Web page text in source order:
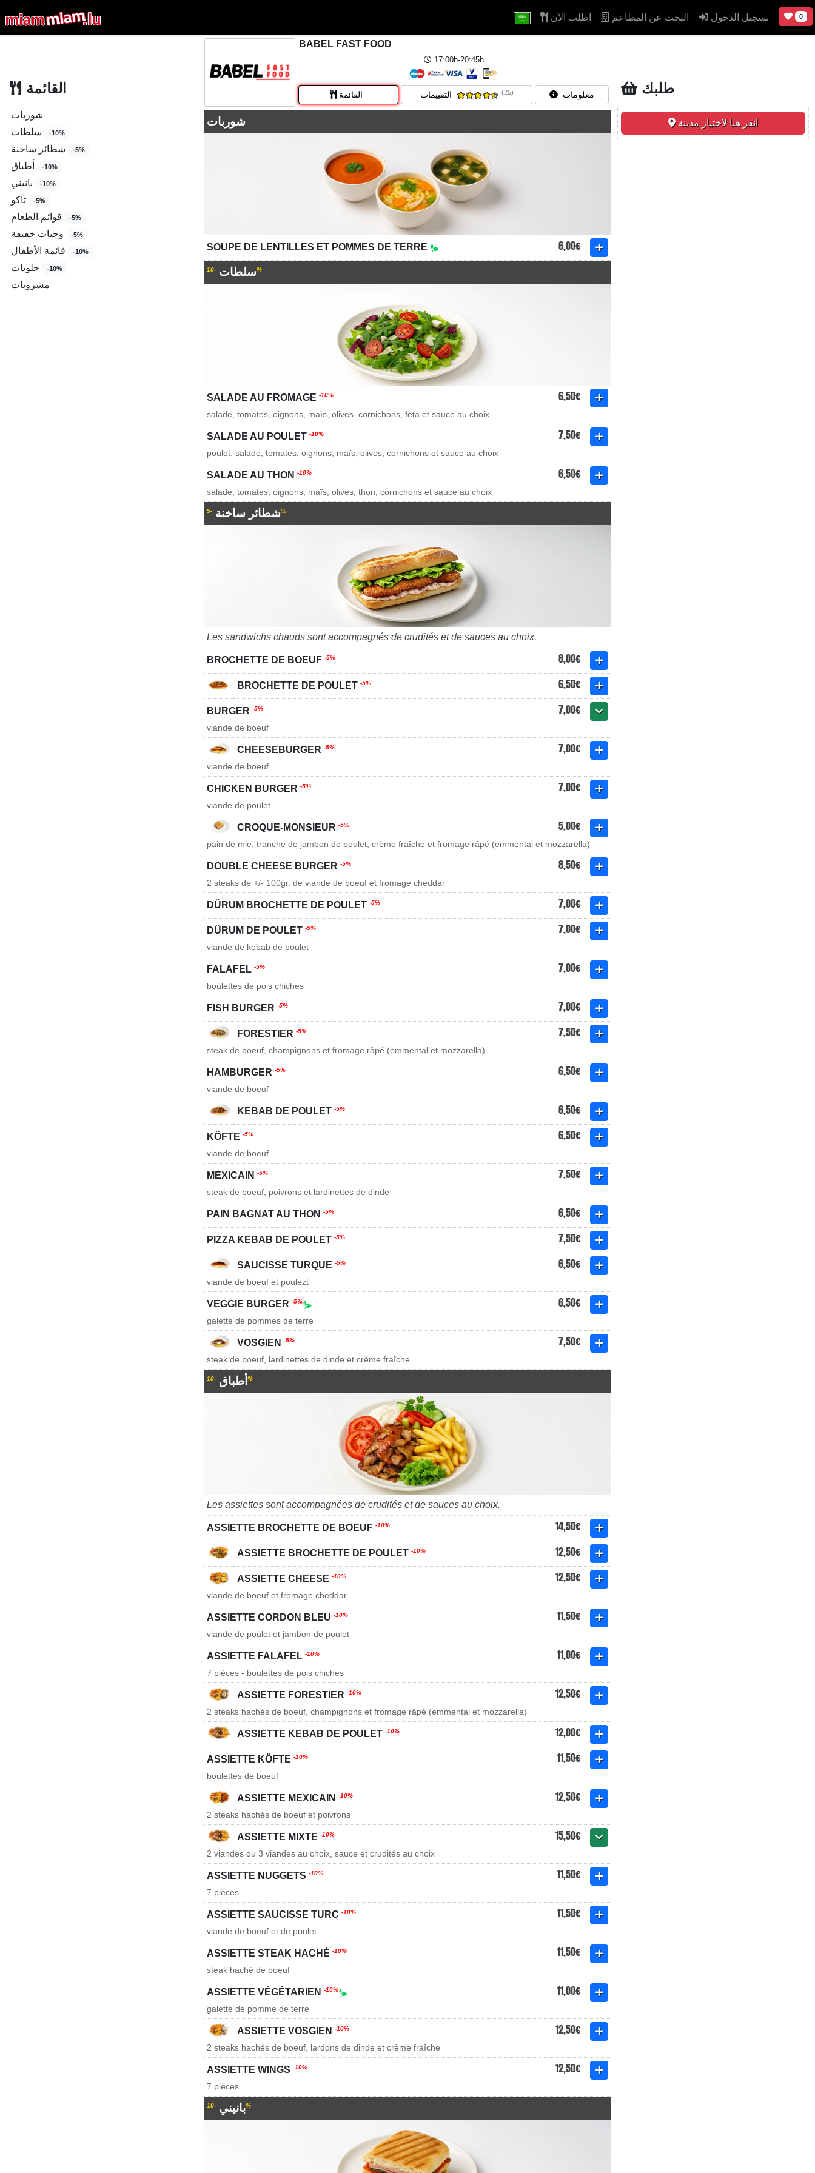
اطلب الآن البحث عن المطاعم تسجيل الدخول 0
القائمة
شوربات
-10%
-5%
-10%
-10%
-5%
-5%
-5%
-10%
-10%
مشروبات
BABEL FAST FOOD
17:00h-20:45h
القائمة التقييمات (25) معلومات
شوربات
SOUPE DE LENTILLES ET POMMES DE TERRE 6,00€
سلطات-10%
SALADE AU FROMAGE -10% 6,50€
salade, tomates, oignons, maïs, olives, cornichons, feta et sauce au choix
SALADE AU POULET -10% 7,50€
poulet, salade, tomates, oignons, maïs, olives, cornichons et sauce au choix
SALADE AU THON -10% 6,50€
salade, tomates, oignons, maïs, olives, thon, cornichons et sauce au choix
شطائر ساخنة-5%
Les sandwichs chauds sont accompagnés de crudités et de sauces au choix.
BROCHETTE DE BOEUF -5% 8,00€
BROCHETTE DE POULET -5% 6,50€
BURGER -5% 7,00€
viande de boeuf
CHEESEBURGER -5% 7,00€
viande de boeuf
CHICKEN BURGER -5% 7,00€
viande de poulet
CROQUE-MONSIEUR -5% 5,00€
pain de mie, tranche de jambon de poulet, crème fraîche et fromage râpé (emmental et mozzarella)
DOUBLE CHEESE BURGER -5% 8,50€
2 steaks de +/- 100gr. de viande de boeuf et fromage cheddar
DÜRUM BROCHETTE DE POULET -5% 7,00€
DÜRUM DE POULET -5% 7,00€
viande de kebab de poulet
FALAFEL -5% 7,00€
boulettes de pois chiches
FISH BURGER -5% 7,00€
FORESTIER -5% 7,50€
steak de boeuf, champignons et fromage râpé (emmental et mozzarella)
HAMBURGER -5% 6,50€
viande de boeuf
KEBAB DE POULET -5% 6,50€
KÖFTE -5% 6,50€
viande de boeuf
MEXICAIN -5% 7,50€
steak de boeuf, poivrons et lardinettes de dinde
PAIN BAGNAT AU THON -5% 6,50€
PIZZA KEBAB DE POULET -5% 7,50€
SAUCISSE TURQUE -5% 6,50€
viande de boeuf et poulezt
VEGGIE BURGER -5% 6,50€
galette de pommes de terre
VOSGIEN -5% 7,50€
steak de boeuf, lardinettes de dinde et crème fraîche
أطباق -10%
Les assiettes sont accompagnées de crudités et de sauces au choix.
ASSIETTE BROCHETTE DE BOEUF -10% 14,50€
ASSIETTE BROCHETTE DE POULET -10% 12,50€
ASSIETTE CHEESE -10% 12,50€
viande de boeuf et fromage cheddar
ASSIETTE CORDON BLEU -10% 11,50€
viande de poulet et jambon de poulet
ASSIETTE FALAFEL -10% 11,00€
7 pièces - boulettes de pois chiches
ASSIETTE FORESTIER -10% 12,50€
2 steaks hachés de boeuf, champignons et fromage râpé (emmental et mozzarella)
ASSIETTE KEBAB DE POULET -10% 12,00€
ASSIETTE KÖFTE -10% 11,50€
boulettes de boeuf
ASSIETTE MEXICAIN -10% 12,50€
2 steaks hachés de boeuf et poivrons
ASSIETTE MIXTE -10% 15,50€
2 viandes ou 3 viandes au choix, sauce et crudités au choix
ASSIETTE NUGGETS -10% 11,50€
7 pièces
ASSIETTE SAUCISSE TURC -10% 11,50€
viande de boeuf et de poulet
ASSIETTE STEAK HACHÉ -10% 11,50€
steak haché de boeuf
ASSIETTE VÉGÉTARIEN -10% 11,00€
galette de pomme de terre
ASSIETTE VOSGIEN -10% 12,50€
2 steaks hachés de boeuf, lardons de dinde et crème fraîche
ASSIETTE WINGS -10% 12,50€
7 pièces
بانيني-10%
طلبك
انقر هنا لاختيار مدينة